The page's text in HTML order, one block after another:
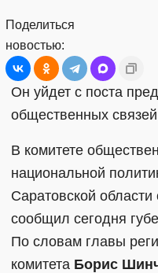
Поделиться
новостью:
Он уйдет с поста
общественных связей
В комитете
национальной
Саратовской области
сообщил сегодня
По словам главы
комитета Борис